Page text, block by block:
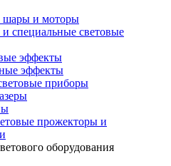
шары и моторы
специальные световые
эффекты
эффекты
приборы
прожекторы и
оборудования